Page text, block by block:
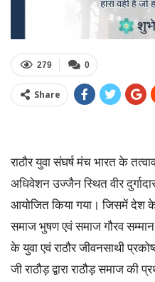
0
279
Share
राठौर युवा संघर्ष मंच भारत के
अधिवेशन उज्जैन स्थित वीर
आयोजित किया गया। जिसमें देश
समाज भुषण एवं समाज गौरव
के युवा एवं राठौर जीवनसाथी
जी राठौड़ द्वारा राठौड़ समाज की